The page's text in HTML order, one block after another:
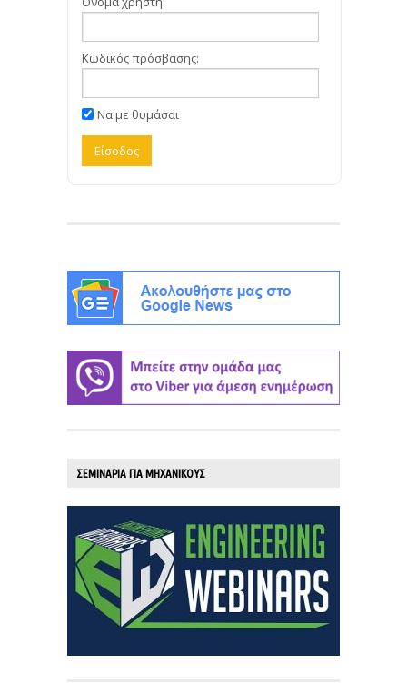
Κωδικός πρόσβασης:
Να με θυμάσαι
ΣΕΜΙΝΑΡΙΑ ΓΙΑ ΜΗΧΑΝΙΚΟΥΣ